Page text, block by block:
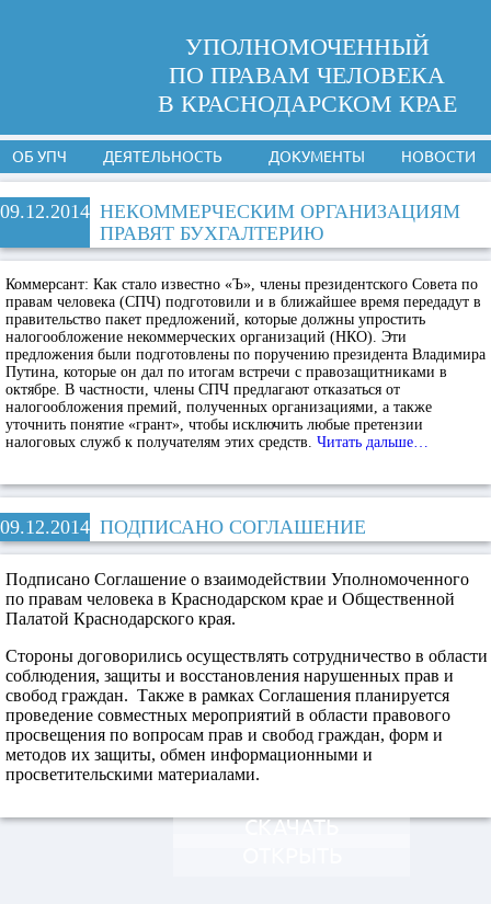
УПОЛНОМОЧЕННЫЙ
ПО ПРАВАМ ЧЕЛОВЕКА
В КРАСНОДАРСКОМ КРАЕ
ОБ УПЧ ДЕЯТЕЛЬНОСТЬ ДОКУМЕНТЫ НОВОСТИ
09.12.2014 НЕКОММЕРЧЕСКИМ ОРГАНИЗАЦИЯМ
ПРАВЯТ БУХГАЛТЕРИЮ
Коммерсант: Как стало известно «Ъ», члены президентского Совета по
правам человека (СПЧ) подготовили и в ближайшее время передадут в
правительство пакет предложений, которые должны упростить
налогообложение некоммерческих организаций (НКО). Эти
предложения были подготовлены по поручению президента Владимира
Путина, которые он дал по итогам встречи с правозащитниками в
октябре. В частности, члены СПЧ предлагают отказаться от
налогообложения премий, полученных организациями, а также
уточнить понятие «грант», чтобы исключить любые претензии
налоговых служб к получателям этих средств. Читать дальше…
09.12.2014 ПОДПИСАНО СОГЛАШЕНИЕ
Подписано Соглашение о взаимодействии Уполномоченного
по правам человека в Краснодарском крае и Общественной
Палатой Краснодарского края.
Стороны договорились осуществлять сотрудничество в области
соблюдения, защиты и восстановления нарушенных прав и
свобод граждан. Также в рамках Соглашения планируется
проведение совместных мероприятий в области правового
просвещения по вопросам прав и свобод граждан, форм и
методов их защиты, обмен информационными и
просветительскими материалами.
СКАЧАТЬ